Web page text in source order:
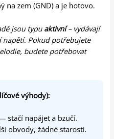
na zem (GND) a je hotovo.
jsou typu aktivní– vydávají
Pokud potřebujete
budete potřebovat
výhody):
stačí napájet a bzučí.
obvody, žádné starosti.